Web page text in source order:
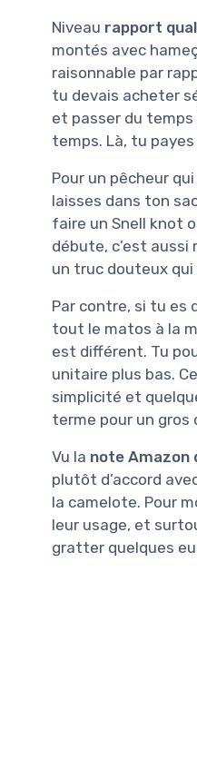
Niveau rapport
montés avec
raisonnable par
tu devais acheter
et passer du
temps. Là, tu
Pour un pêcheur
laisses dans ton
faire un Snell knot
débute, c’est
un truc douteux qui
Par contre, si tu es
tout le matos à la
est différent. Tu
unitaire plus bas.
simplicité et
terme pour un gros
Vu la note Amazon
plutôt d’accord
la camelote. Pour
leur usage, et
gratter quelques